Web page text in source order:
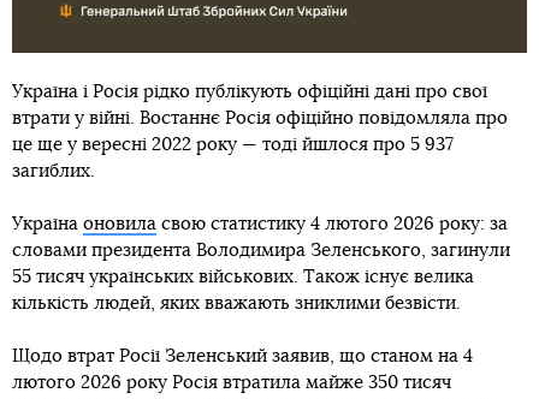
Україна і Росія рідко публікують офіційні дані про свої
втрати у війні. Востаннє Росія офіційно повідомляла про
це ще у вересні 2022 року — тоді йшлося про 5 937
загиблих.
Україна оновила свою статистику 4 лютого 2026 року: за
словами президента Володимира Зеленського, загинули
55 тисяч українських військових. Також існує велика
кількість людей, яких вважають зниклими безвісти.
Щодо втрат Росії Зеленський заявив, що станом на 4
лютого 2026 року Росія втратила майже 350 тисяч